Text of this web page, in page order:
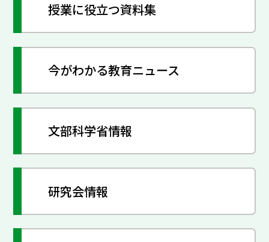
授業に役立つ資料集
今がわかる教育ニュース
文部科学省情報
研究会情報